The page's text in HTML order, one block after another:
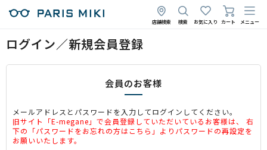
店舗検索 検索 お気に入り カート メニュー
ログイン／新規会員登録
会員のお客様
メールアドレスとパスワードを入力してログインしてください。
旧サイト「E-megane」で会員登録していただいているお客様は、 右
下の「パスワードをお忘れの方はこちら」よりパスワードの再設定を
お願いいたします。